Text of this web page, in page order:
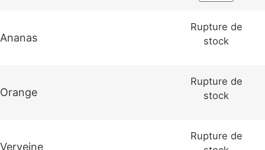
Ananas
Rupture de
stock
Orange
Rupture de
stock
Verveine
Rupture de